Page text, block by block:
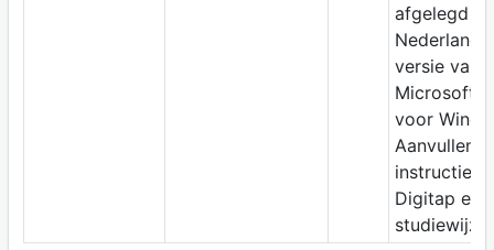
afgelegd
versie van
Microsoft
voor
instructies
Digitap en/